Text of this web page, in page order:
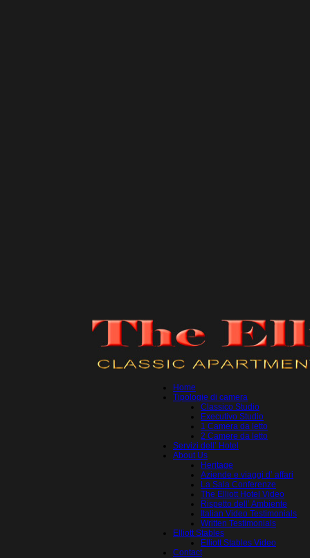
Home
Tipologie di camera
Classico Studio
Executivo Studio
1 Camera da letto
2 Camere da letto
Servizi dell’ Hotel
About Us
Heritage
Aziende e viaggi d’ affari
La Sala Conferenze
The Elliott Hotel Video
Rispetto dell’ Ambiente
Italian Video Testimonials
Written Testimonials
Elliott Stables
Elliott Stables Video
Contact